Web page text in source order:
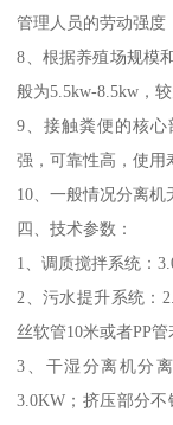
管理人员的劳动强度
8、根据养殖场规模
般为5.5kw-8.5kw，
9、接触粪便的核
强，可靠性高，使用
10、一般情况分离机
四、技术参数：
1、调质搅拌系统：
2、污水提升系统：
丝软管10米或者PP管
3、干湿分离机分
3.0KW；挤压部分